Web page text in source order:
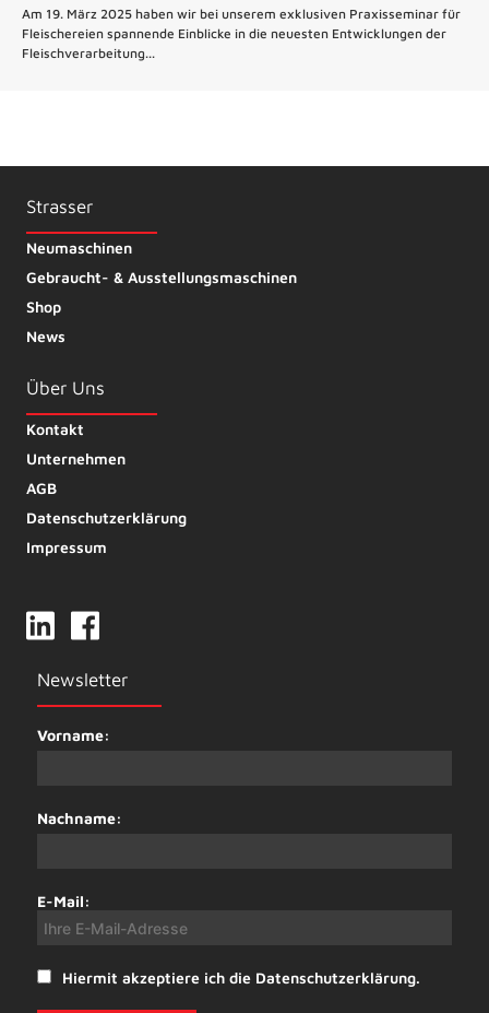
Am 19. März 2025 haben wir bei unserem exklusiven Praxisseminar für
Fleischereien spannende Einblicke in die neuesten Entwicklungen der
Fleischverarbeitung...
Strasser
Neumaschinen
Gebraucht- & Ausstellungsmaschinen
Shop
News
Über Uns
Kontakt
Unternehmen
AGB
Datenschutzerklärung
Impressum
Newsletter
Vorname:
Nachname:
E-Mail:
Hiermit akzeptiere ich die Datenschutzerklärung.